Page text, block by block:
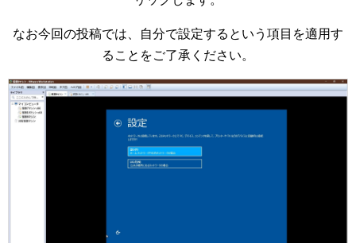
なお今回の投稿では、自分で設定するという項目を適用す
ることをご了承ください。